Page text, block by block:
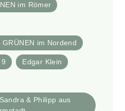
im Römer
im Nordend
Edgar Klein
& Philipp aus